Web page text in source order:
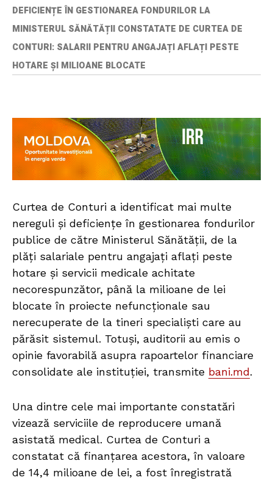
DEFICIENȚE ÎN GESTIONAREA FONDURILOR LA
MINISTERUL SĂNĂTĂȚII CONSTATATE DE CURTEA DE
CONTURI: SALARII PENTRU ANGAJAȚI AFLAȚI PESTE
HOTARE ȘI MILIOANE BLOCATE
Curtea de Conturi a identificat mai multe
nereguli și deficiențe în gestionarea fondurilor
publice de către Ministerul Sănătății, de la
plăți salariale pentru angajați aflați peste
hotare și servicii medicale achitate
necorespunzător, până la milioane de lei
blocate în proiecte nefuncționale sau
nerecuperate de la tineri specialiști care au
părăsit sistemul. Totuși, auditorii au emis o
opinie favorabilă asupra rapoartelor financiare
consolidate ale instituției, transmite bani.md.
Una dintre cele mai importante constatări
vizează serviciile de reproducere umană
asistată medical. Curtea de Conturi a
constatat că finanțarea acestora, în valoare
de 14,4 milioane de lei, a fost înregistrată